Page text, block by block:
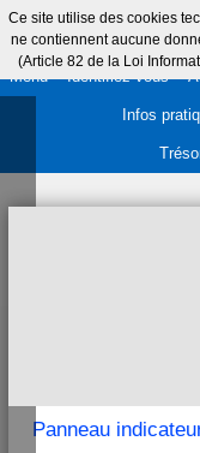
Ce site utilise des cookies
ne contiennent aucune
(Article 82 de la Loi
Menu Identifiez-vous
Infos
Panneau